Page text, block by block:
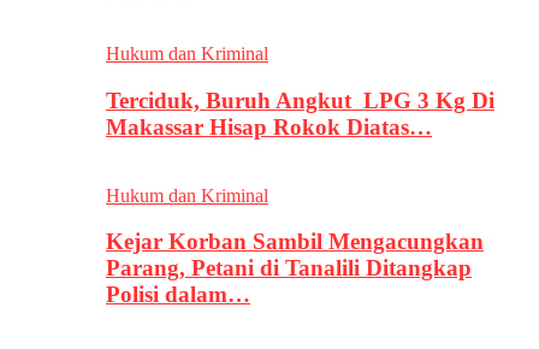
Hukum dan Kriminal
Terciduk, Buruh Angkut LPG 3 Kg Di
Makassar Hisap Rokok Diatas…
Hukum dan Kriminal
Kejar Korban Sambil Mengacungkan
Parang, Petani di Tanalili Ditangkap
Polisi dalam…